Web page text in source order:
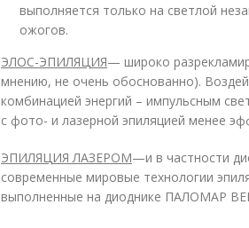
выполняется только на светлой
ожогов.
ЭЛОС-ЭПИЛЯЦИЯ— широко
мнению, не очень обоснованно).
комбинацией энергий – импульсным
с фото- и лазерной эпиляцией менее
ЭПИЛЯЦИЯ ЛАЗЕРОМ—и в частности
современные мировые технологии
выполненные на диоднике ПАЛОМАР